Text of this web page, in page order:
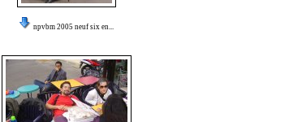
npvbm 2005 neuf six en...